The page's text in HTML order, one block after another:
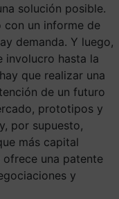
solución posible.
con un informe de
demanda. Y luego,
involucro hasta la
que realizar una
de un futuro
prototipos y
por supuesto,
más capital
una patente
y